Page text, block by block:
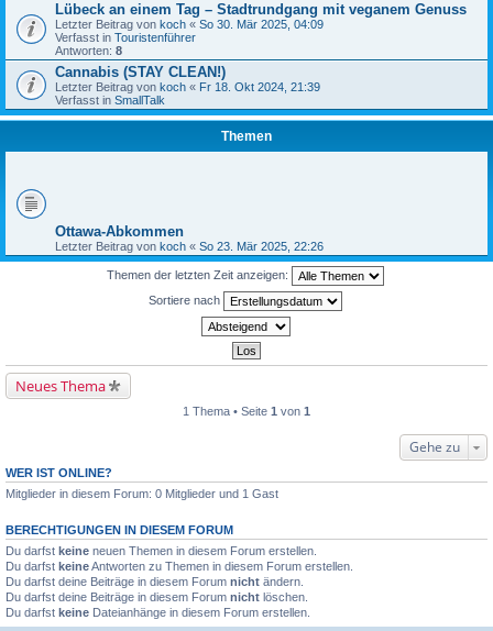
Lübeck an einem Tag – Stadtrundgang mit veganem Genuss
Letzter Beitrag von koch « So 30. Mär 2025, 04:09
Verfasst in Touristenführer
Antworten: 8
Cannabis (STAY CLEAN!)
Letzter Beitrag von koch « Fr 18. Okt 2024, 21:39
Verfasst in SmallTalk
Themen
Ottawa-Abkommen
Letzter Beitrag von koch « So 23. Mär 2025, 22:26
Themen der letzten Zeit anzeigen:
Sortiere nach
Neues Thema
1 Thema • Seite 1 von 1
Gehe zu
WER IST ONLINE?
Mitglieder in diesem Forum: 0 Mitglieder und 1 Gast
BERECHTIGUNGEN IN DIESEM FORUM
Du darfst keine neuen Themen in diesem Forum erstellen.
Du darfst keineAntworten zu Themen in diesem Forum erstellen.
Du darfst deine Beiträge in diesem Forum nicht ändern.
Du darfst deine Beiträge in diesem Forum nicht löschen.
Du darfst keine Dateianhänge in diesem Forum erstellen.